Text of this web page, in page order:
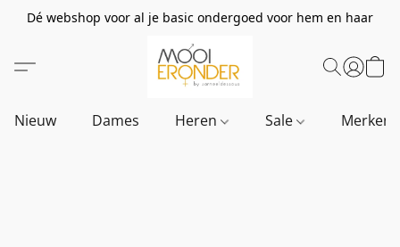
Dé webshop voor al je basic ondergoed voor hem en haar
Nieuw Dames Heren Sale Merken